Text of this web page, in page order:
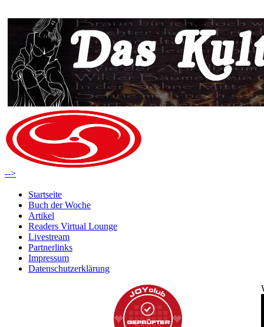
-->
Startseite
Buch der Woche
Artikel
Readers Virtual Lounge
Livestream
Partnerlinks
Impressum
Datenschutzerklärung